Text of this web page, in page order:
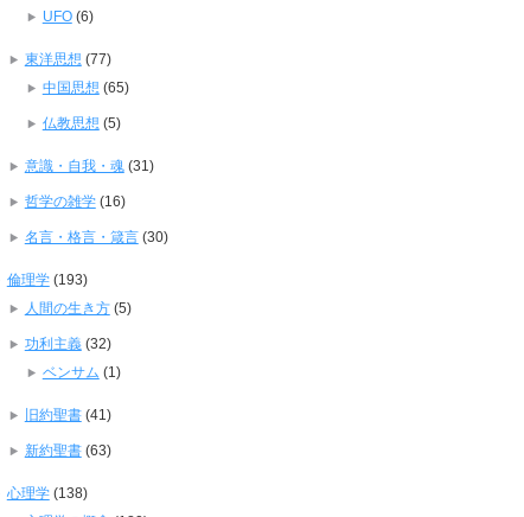
UFO(6)
東洋思想 (77)
中国思想 (65)
仏教思想 (5)
意識・自我・魂(31)
哲学の雑学(16)
名言・格言・箴言(30)
倫理学(193)
人間の生き方(5)
功利主義(32)
ベンサム (1)
旧約聖書(41)
新約聖書(63)
心理学(138)